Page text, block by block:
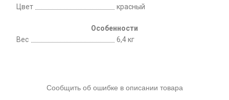
Цвет
красный
Особенности
Вес
6,4 кг
Сообщить об ошибке в описании товара